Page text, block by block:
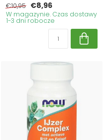
€10,95 €8,96
W magazynie. Czas dostawy
1-3 dni robocze